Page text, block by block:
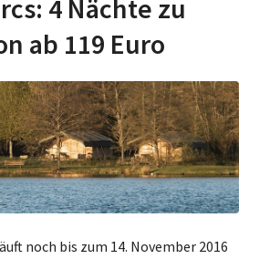
4 Nächte zu
ab 119 Euro
noch bis zum 14. November 2016